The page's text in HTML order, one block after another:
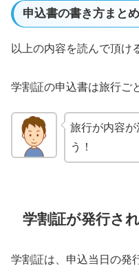
申込書の書き方まとめ
以上の内容を読んで頂け
学割証の申込書は旅行ご
旅行が内容が
う！
学割証が発行さ
学割証は、申込当日の発